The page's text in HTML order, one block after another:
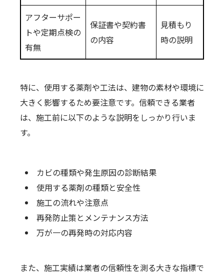
アフターサポー
トや定期点検の
有無
保証書や契約書
の内容
見積もり
時の説明
特に、使用する薬剤や工法は、建物の素材や環境に
大きく影響するため要注意です。信頼できる業者
は、施工前に以下のような説明をしっかり行いま
す。
カビの種類や発生原因の診断結果
使用する薬剤の種類と安全性
施工の流れや注意点
再発防止策とメンテナンス方法
万が一の再発時の対応内容
また、施工実績は業者の信頼性を測る大きな指標で